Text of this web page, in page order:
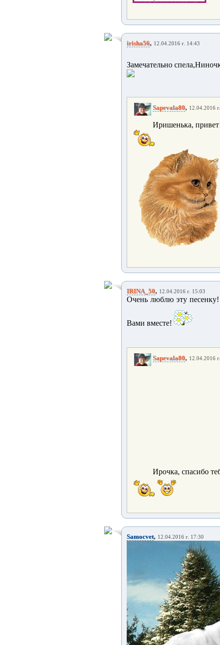
irisha56, 12.04.2016 г. 14:43
Замечательно
Sapevala80, 12.04.2016
Иришенька,
IRINA_50, 12.04.2016 г. 15:03
Очень люблю эту
Вами вместе!
Sapevala80, 12.04.2016
Ирочка, спасибо
Samocvet, 12.04.2016 г. 17:30